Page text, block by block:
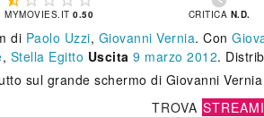
MYMOVIES.IT0.50 CRITICA N.D.
di Paolo Uzzi, Giovanni Vernia. Con
, Stella Egitto Uscita 9 marzo 2012.
sul grande schermo di Giovanni
TROVA